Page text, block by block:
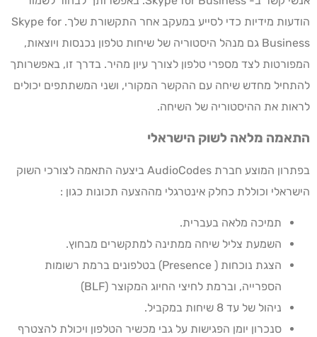
הודעות מידיות כדי לסייע במעקב אחר התקשורת שלך. Skype for
Business גם מנהל היסטוריה של שיחות טלפון נכנסות ויוצאות,
המפורטות לצד מספרי טלפון לצורך עיון מהיר. בדרך זו, באפשרותך
להתחיל מחדש שיחה עם ההקשר המקורי, ושני המשתתפים יכולים
לראות את ההיסטוריה של השיחה.
התאמה מלאה לשוק הישראלי
בפתרון המוצע חברת AudioCodes ביצעה התאמה לצורכי השוק
הישראלי וכוללת כחלק אינטרגלי מההצעה תכונות כגון :
תמיכה מלאה בעברית.
השמעת צליל שיחה ממתינה למתקשרים מבחוץ.
הצגת נוכחות ( Presence) בטלפונים ברמת רשומות
הספרייה, וברמת לחיצי החיוג המקוצר (BLF)
ניהול של עד 8 שיחות במקביל.
סנכרון יומן הפגישות על גבי מכשיר הטלפון ויכולת להצטרף